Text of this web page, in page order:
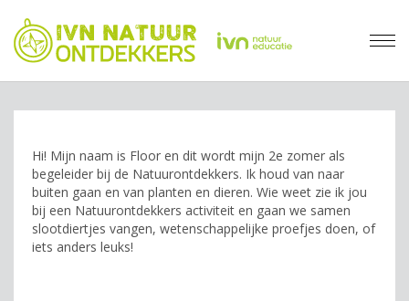
Hi! Mijn naam is Floor en dit wordt mijn 2e zomer als
begeleider bij de Natuurontdekkers. Ik houd van naar
buiten gaan en van planten en dieren. Wie weet zie ik jou
bij een Natuurontdekkers activiteit en gaan we samen
slootdiertjes vangen, wetenschappelijke proefjes doen, of
iets anders leuks!